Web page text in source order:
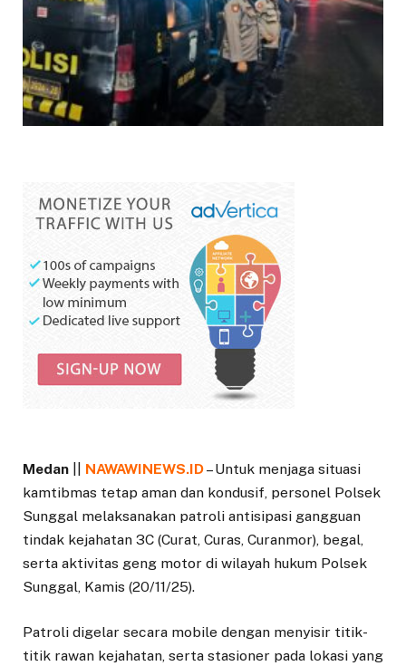
Medan NAWAWINEWS.ID– Untuk menjaga situasi
kamtibmas tetap aman dan kondusif, personel Polsek
Sunggal melaksanakan patroli antisipasi gangguan
tindak kejahatan 3C (Curat, Curas, Curanmor), begal,
serta aktivitas geng motor di wilayah hukum Polsek
Sunggal, Kamis (20/11/25).
Patroli digelar secara mobile dengan menyisir titik-
titik rawan kejahatan, serta stasioner pada lokasi yang